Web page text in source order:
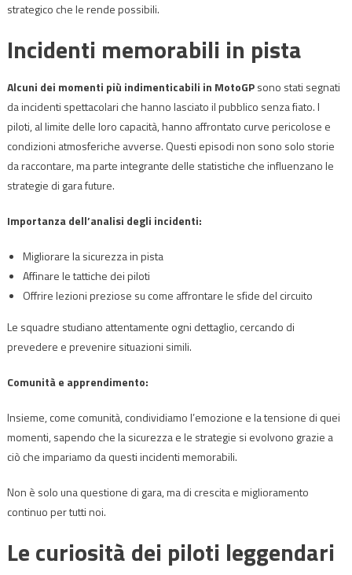
strategico che le rende possibili.
Incidenti memorabili in pista
Alcuni dei momenti più indimenticabili in MotoGPsono stati segnati
da incidenti spettacolari che hanno lasciato il pubblico senza fiato. I
piloti, al limite delle loro capacità, hanno affrontato curve pericolose e
condizioni atmosferiche avverse. Questi episodi non sono solo storie
da raccontare, ma parte integrante delle statistiche che influenzano le
strategie di gara future.
Importanza dell’analisi degli incidenti:
Migliorare la sicurezza in pista
Affinare le tattiche dei piloti
Offrire lezioni preziose su come affrontare le sfide del circuito
Le squadre studiano attentamente ogni dettaglio, cercando di
prevedere e prevenire situazioni simili.
Comunità e apprendimento:
Insieme, come comunità, condividiamo l’emozione e la tensione di quei
momenti, sapendo che la sicurezza e le strategie si evolvono grazie a
ciò che impariamo da questi incidenti memorabili.
Non è solo una questione di gara, ma di crescita e miglioramento
continuo per tutti noi.
Le curiosità dei piloti leggendari